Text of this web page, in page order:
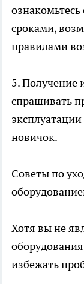
сроками,
правилами
5. Получение
спрашивать
новичок.
Советы по
Хотя вы не
избежать